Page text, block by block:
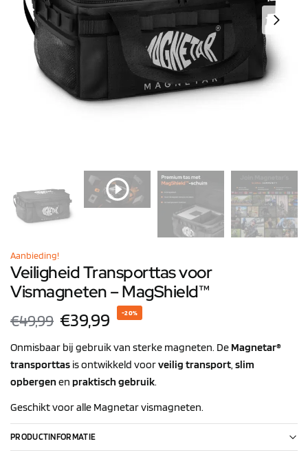
Aanbieding!
Veiligheid Transporttas voor
Vismagneten – MagShield™
€49,99 €39,99 -20%
Onmisbaar bij gebruik van sterke magneten. De Magnetar®
transporttas is ontwikkeld voorveilig transport, slim
opbergen en praktisch gebruik.
Geschikt voor alle Magnetar vismagneten.
PRODUCTINFORMATIE